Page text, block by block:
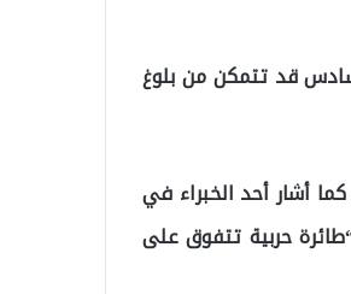
قد تتمكن من بلوغ
أشار أحد الخبراء في
حربية تتفوق على